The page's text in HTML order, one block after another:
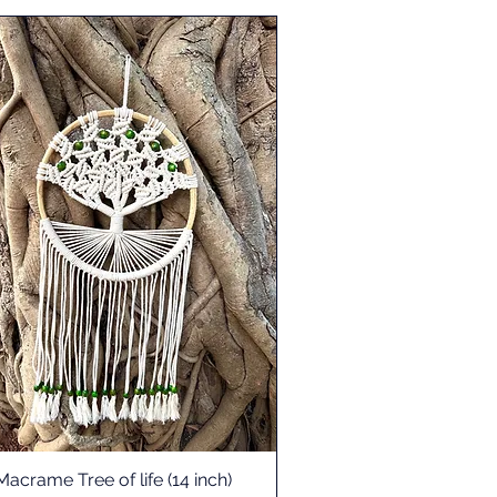
Schnellansicht
Tree of life (14 inch)